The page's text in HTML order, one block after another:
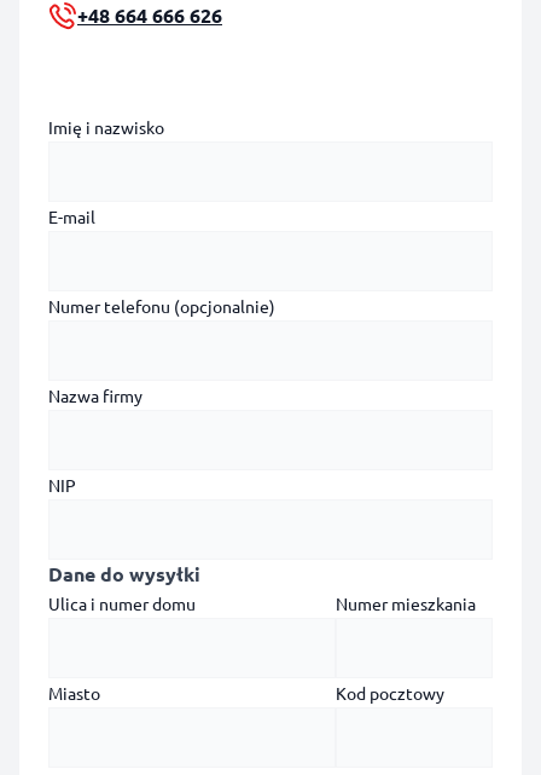
+48 664 666 626
Imię i nazwisko
E-mail
Numer telefonu (opcjonalnie)
Nazwa firmy
NIP
Dane do wysyłki
Ulica i numer domu Numer mieszkania
Miasto Kod pocztowy